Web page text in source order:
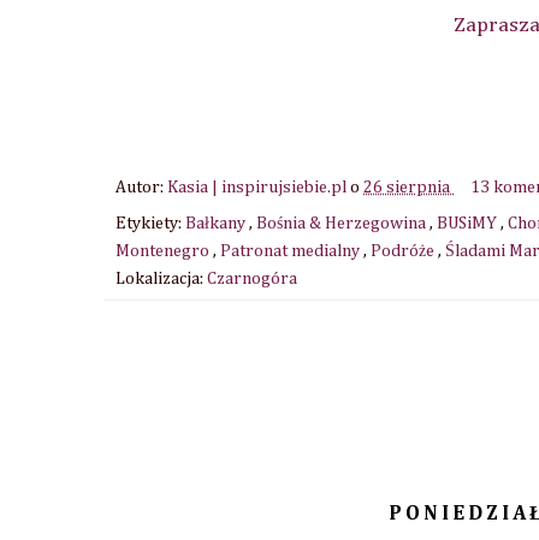
Autor: Kasia | inspirujsiebie.pl o 26 sierpnia 13
Etykiety: Bałkany , Bośnia & Herzegowina , BUSiMY ,
Montenegro , Patronat medialny , Podróże , Śladami
Lokalizacja: Czarnogóra